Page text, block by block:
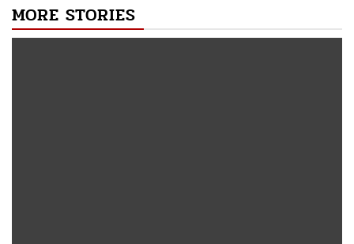
MORE STORIES